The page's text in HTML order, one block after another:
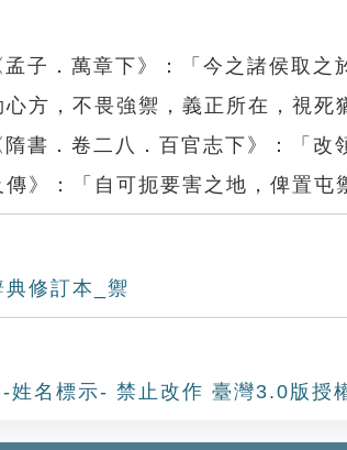
子．萬章下》：「今之諸侯取之
方，不畏強禦，義正所在，視死
書．卷二八．百官志下》：「改
》：「自可扼要害之地，俾置屯
修訂本_禦
姓名標示- 禁止改作 臺灣3.0版授